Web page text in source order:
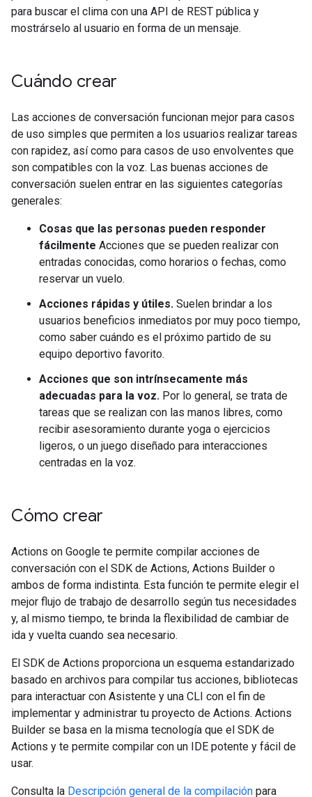
para buscar el clima con una API de REST pública y
mostrárselo al usuario en forma de un mensaje.
Cuándo crear
Las acciones de conversación funcionan mejor para casos
de uso simples que permiten a los usuarios realizar tareas
con rapidez, así como para casos de uso envolventes que
son compatibles con la voz. Las buenas acciones de
conversación suelen entrar en las siguientes categorías
generales:
Cosas que las personas pueden responder
fácilmente Acciones que se pueden realizar con
entradas conocidas, como horarios o fechas, como
reservar un vuelo.
Acciones rápidas y útiles. Suelen brindar a los
usuarios beneficios inmediatos por muy poco tiempo,
como saber cuándo es el próximo partido de su
equipo deportivo favorito.
Acciones que son intrínsecamente más
adecuadas para la voz. Por lo general, se trata de
tareas que se realizan con las manos libres, como
recibir asesoramiento durante yoga o ejercicios
ligeros, o un juego diseñado para interacciones
centradas en la voz.
Cómo crear
Actions on Google te permite compilar acciones de
conversación con el SDK de Actions, Actions Builder o
ambos de forma indistinta. Esta función te permite elegir el
mejor flujo de trabajo de desarrollo según tus necesidades
y, al mismo tiempo, te brinda la flexibilidad de cambiar de
ida y vuelta cuando sea necesario.
El SDK de Actions proporciona un esquema estandarizado
basado en archivos para compilar tus acciones, bibliotecas
para interactuar con Asistente y una CLI con el fin de
implementar y administrar tu proyecto de Actions. Actions
Builder se basa en la misma tecnología que el SDK de
Actions y te permite compilar con un IDE potente y fácil de
usar.
Consulta la Descripción general de la compilación para